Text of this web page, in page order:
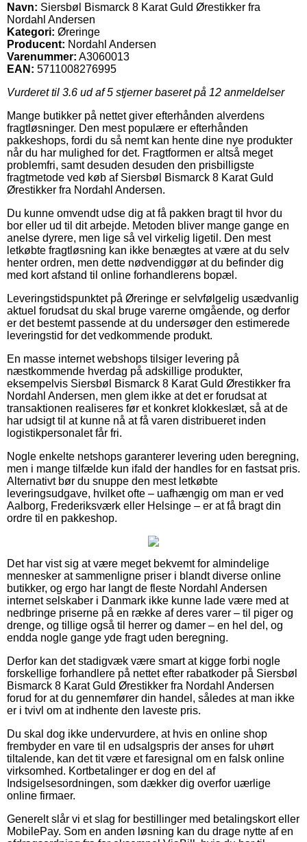
Navn: Siersbøl Bismarck 8 Karat Guld Ørestikker fra
Nordahl Andersen
Kategori: Øreringe
Producent: Nordahl Andersen
Varenummer: A3060013
EAN: 5711008276995
Vurderet til 3.6 ud af 5 stjerner baseret på 12 anmeldelser
Mange butikker på nettet giver efterhånden alverdens
fragtløsninger. Den mest populære er efterhånden
pakkeshops, fordi du så nemt kan hente dine nye produkter
når du har mulighed for det. Fragtformen er altså meget
problemfri, samt desuden desuden den prisbilligste
fragtmetode ved køb af Siersbøl Bismarck 8 Karat Guld
Ørestikker fra Nordahl Andersen.
Du kunne omvendt udse dig at få pakken bragt til hvor du
bor eller ud til dit arbejde. Metoden bliver mange gange en
anelse dyrere, men lige så vel virkelig ligetil. Den mest
letkøbte fragtløsning kan ikke benægtes at være at du selv
henter ordren, men dette nødvendiggør at du befinder dig
med kort afstand til online forhandlerens bopæl.
Leveringstidspunktet på Øreringe er selvfølgelig usædvanlig
aktuel forudsat du skal bruge varerne omgående, og derfor
er det bestemt passende at du undersøger den estimerede
leveringstid for det vedkommende produkt.
En masse internet webshops tilsiger levering på
næstkommende hverdag på adskillige produkter,
eksempelvis Siersbøl Bismarck 8 Karat Guld Ørestikker fra
Nordahl Andersen, men glem ikke at det er forudsat at
transaktionen realiseres før et konkret klokkeslæt, så at de
har udsigt til at kunne nå at få varen distribueret inden
logistikpersonalet får fri.
Nogle enkelte netshops garanterer levering uden beregning,
men i mange tilfælde kun ifald der handles for en fastsat pris.
Alternativt bør du snuppe den mest letkøbte
leveringsudgave, hvilket ofte – uafhængig om man er ved
Aalborg, Frederiksværk eller Helsinge – er at få bragt din
ordre til en pakkeshop.
Det har vist sig at være meget bekvemt for almindelige
mennesker at sammenligne priser i blandt diverse online
butikker, og ergo har langt de fleste Nordahl Andersen
internet selskaber i Danmark ikke kunne lade være med at
nedbringe priserne på en række af deres varer – til piger og
drenge, og tillige også til herrer og damer – en hel del, og
endda nogle gange yde fragt uden beregning.
Derfor kan det stadigvæk være smart at kigge forbi nogle
forskellige forhandlere på nettet efter rabatkoder på Siersbøl
Bismarck 8 Karat Guld Ørestikker fra Nordahl Andersen
forud for at du gennemfører din handel, således at man ikke
er i tvivl om at indhente den laveste pris.
Du skal dog ikke undervurdere, at hvis en online shop
frembyder en vare til en udsalgspris der anses for uhørt
tiltalende, kan det tit være et faresignal om en falsk online
virksomhed. Kortbetalinger er dog en del af
Indsigelsesordningen, som dækker dig overfor uærlige
online firmaer.
Generelt slår vi et slag for bestillinger med betalingskort eller
MobilePay. Som en anden løsning kan du drage nytte af en